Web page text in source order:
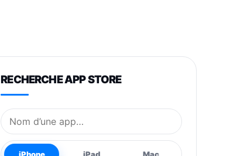
RECHERCHE APP STORE
Nom de l’application